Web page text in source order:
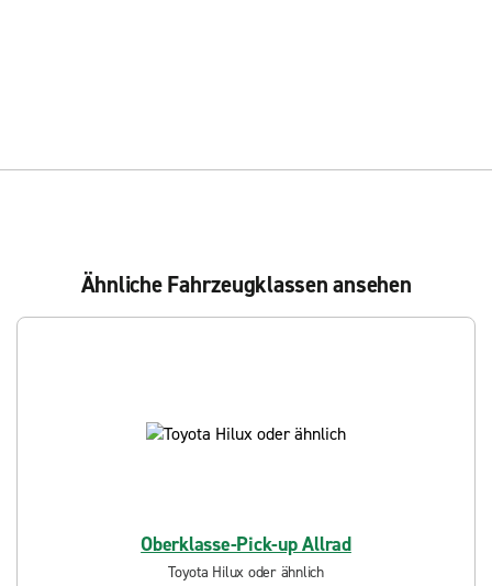
Ähnliche Fahrzeugklassen ansehen
Oberklasse-Pick-up Allrad
Toyota Hilux oder ähnlich